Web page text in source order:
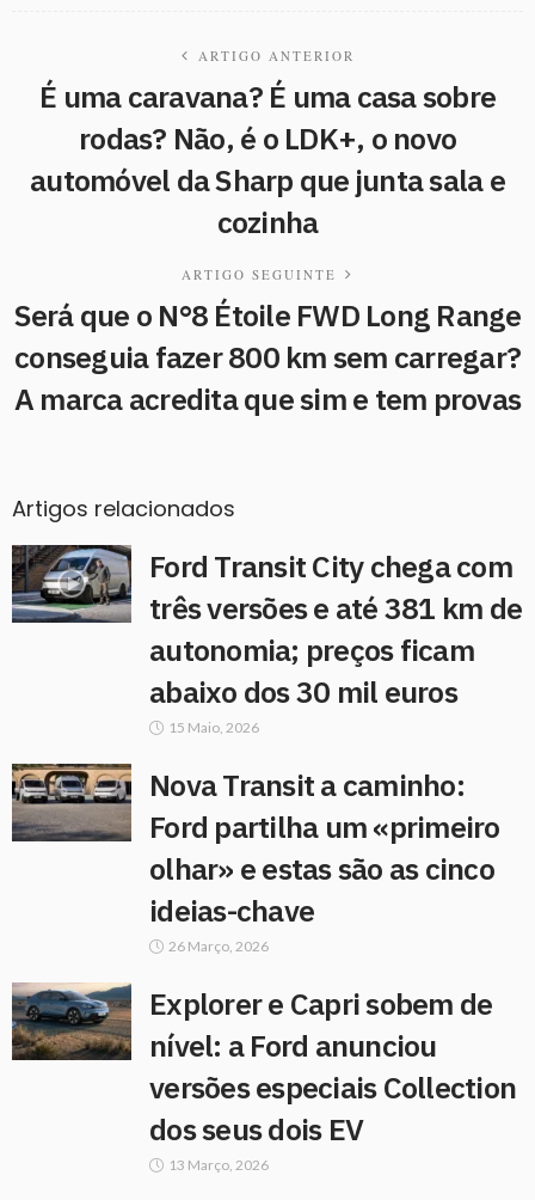
ARTIGO ANTERIOR
É uma caravana? É uma casa sobre
rodas? Não, é o LDK+, o novo
automóvel da Sharp que junta sala e
cozinha
ARTIGO SEGUINTE
Será que o N°8 Étoile FWD Long Range
conseguia fazer 800 km sem carregar?
A marca acredita que sim e tem provas
Artigos relacionados
Ford Transit City chega com
três versões e até 381 km de
autonomia; preços ficam
abaixo dos 30 mil euros
15 Maio, 2026
Nova Transit a caminho:
Ford partilha um «primeiro
olhar» e estas são as cinco
ideias-chave
26 Março, 2026
Explorer e Capri sobem de
nível: a Ford anunciou
versões especiais Collection
dos seus dois EV
13 Março, 2026